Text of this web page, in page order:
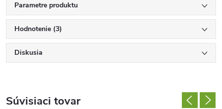
Parametre produktu
Hodnotenie (3)
Diskusia
Súvisiaci tovar